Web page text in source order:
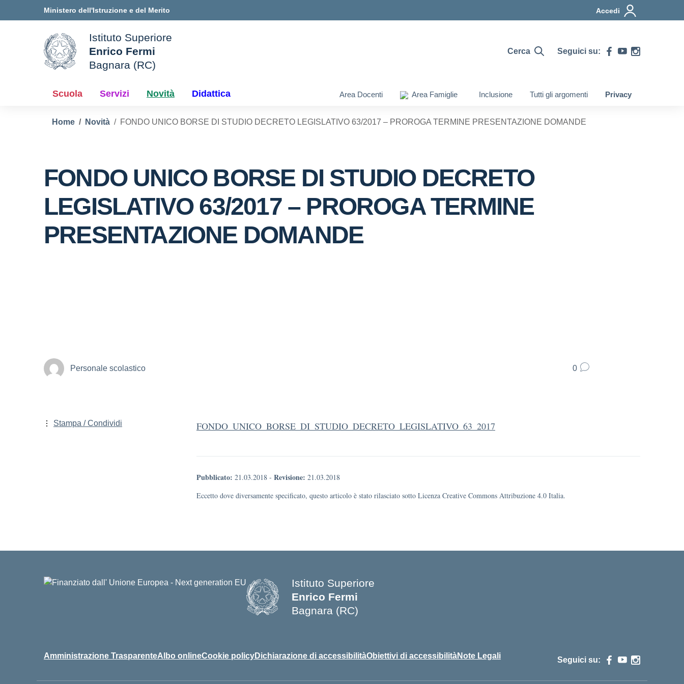
Ministero dell'Istruzione e del Merito Accedi
della scuola
Istituto Superiore
Enrico Fermi
Bagnara (RC)
Cerca Seguici su:
Scuola Servizi Novità Didattica Area Docenti Area Famiglie Inclusione Tutti gli argomenti Privacy
Home Novità FONDO UNICO BORSE DI STUDIO DECRETO LEGISLATIVO 63/2017 – PROROGA TERMINE PRESENTAZIONE DOMANDE
FONDO UNICO BORSE DI STUDIO DECRETO
LEGISLATIVO 63/2017 – PROROGA TERMINE
PRESENTAZIONE DOMANDE
Personale scolastico 0
FONDO_UNICO_BORSE_DI_STUDIO_DECRETO_LEGISLATIVO_63_2017
Pubblicato: 21.03.2018 - Revisione: 21.03.2018
Eccetto dove diversamente specificato, questo articolo è stato rilasciato sotto Licenza Creative Commons Attribuzione 4.0 Italia.
Stampa / Condividi
Istituto Superiore
Enrico Fermi
Bagnara (RC)
Amministrazione TrasparenteAlbo onlineCookie policyDichiarazione di accessibilitàObiettivi di accessibilitàNote Legali Seguici su: